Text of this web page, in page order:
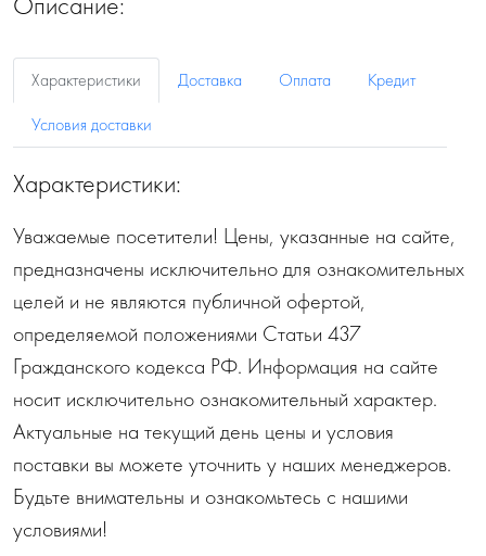
Характеристики Доставка Оплата
Кредит
Условия доставки
Характеристики:
Уважаемые посетители! Цены, указанные на сайте,
предназначены исключительно для ознакомительных
целей и не являются публичной офертой,
определяемой положениями Статьи 437
Гражданского кодекса РФ. Информация на сайте
носит исключительно ознакомительный характер.
Актуальные на текущий день цены и условия
поставки вы можете уточнить у наших менеджеров.
Будьте внимательны и ознакомьтесь с нашими
условиями!